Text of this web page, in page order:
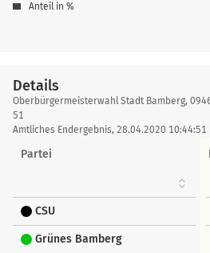
Anteil in %
Details
Details
Oberbürgermeisterwahl Stadt Bamberg,
51
Amtliches Endergebnis, 28.04.2020 10:44:51
Partei
CSU
Grünes Bamberg